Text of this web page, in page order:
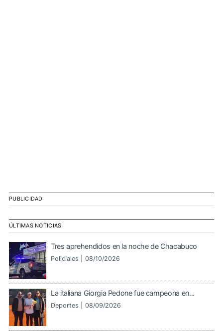
PUBLICIDAD
ÚLTIMAS NOTICIAS
Tres aprehendidos en la noche de Chacabuco
Policiales | 08/10/2026
La italiana Giorgia Pedone fue campeona en...
Deportes | 08/09/2026